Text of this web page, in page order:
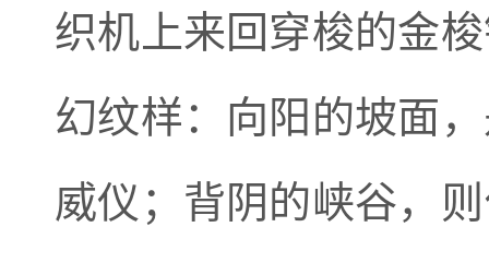
织机上来回穿梭的金
幻纹样：向阳的坡面
威仪；背阴的峡谷，